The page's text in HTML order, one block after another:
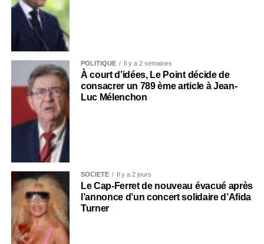
POLITIQUE Il y a 2 semaines
À court d’idées, Le Point décide de
consacrer un 789 ème article à Jean-
Luc Mélenchon
SOCIÉTÉ Il y a 2 jours
Le Cap-Ferret de nouveau évacué après
l’annonce d’un concert solidaire d’Afida
Turner